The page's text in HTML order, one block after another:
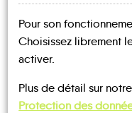
UN AVIS,
À
Pour son
Choisissez librement
activer.
Plus de détail sur
Protection des